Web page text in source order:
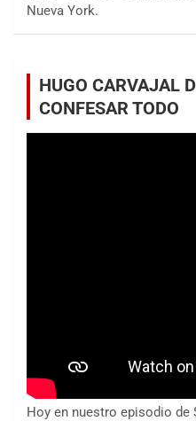
Nueva York.
HUGO CARVAJAL
CONFESAR TODO
Hoy en nuestro episodio